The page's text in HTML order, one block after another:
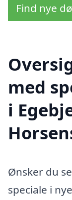
Find nye
med
i
Ønsker du
speciale i